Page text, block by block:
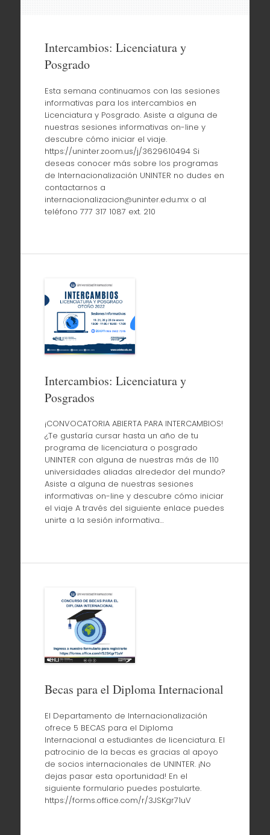
Intercambios: Licenciatura y
Posgrado
Esta semana continuamos con las sesiones
informativas para los intercambios en
Licenciatura y Posgrado. Asiste a alguna de
nuestras sesiones informativas on-line y
descubre cómo iniciar el viaje.
https://uninter.zoom.us/j/3629610494 Si
deseas conocer más sobre los programas
de Internacionalización UNINTER no dudes en
contactarnos a
internacionalizacion@uninter.edu.mx o al
teléfono 777 317 1087 ext. 210
Intercambios: Licenciatura y
Posgrados
¡CONVOCATORIA ABIERTA PARA INTERCAMBIOS!
¿Te gustaría cursar hasta un año de tu
programa de licenciatura o posgrado
UNINTER con alguna de nuestras más de 110
universidades aliadas alrededor del mundo?
Asiste a alguna de nuestras sesiones
informativas on-line y descubre cómo iniciar
el viaje A través del siguiente enlace puedes
unirte a la sesión informativa…
Becas para el Diploma Internacional
El Departamento de Internacionalización
ofrece 5 BECAS para el Diploma
Internacional a estudiantes de licenciatura. El
patrocinio de la becas es gracias al apoyo
de socios internacionales de UNINTER. ¡No
dejas pasar esta oportunidad! En el
siguiente formulario puedes postularte.
https://forms.office.com/r/3JSKgr71uV